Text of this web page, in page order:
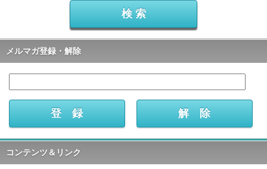
メルマガ登録・解除
コンテンツ＆リンク